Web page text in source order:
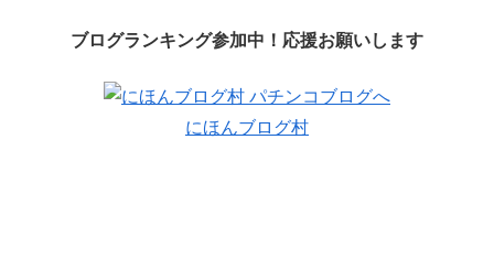
ブログランキング参加中！応援お願いします
にほんブログ村